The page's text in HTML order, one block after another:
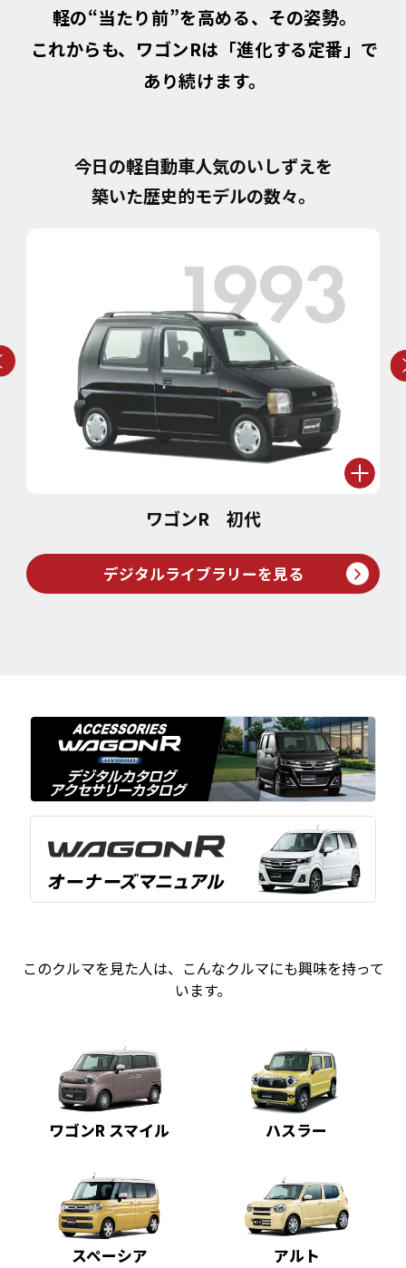
軽の“当たり前”を高める、その姿勢。
これからも、ワゴンRは「進化する定番」で
あり続けます。
今日の軽自動車人気のいしずえを
築いた歴史的モデルの数々。
ワゴンR 初代
デジタルライブラリーを見る
このクルマを見た人は、こんなクルマにも興味を持って
います。
ワゴンR スマイル ハスラー
スペーシア アルト